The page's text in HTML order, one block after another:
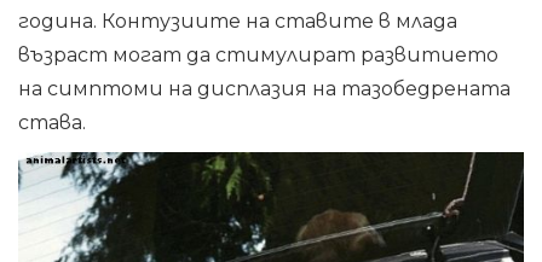
година. Контузиите на ставите в млада
възраст могат да стимулират развитието
на симптоми на дисплазия на тазобедрената
става.